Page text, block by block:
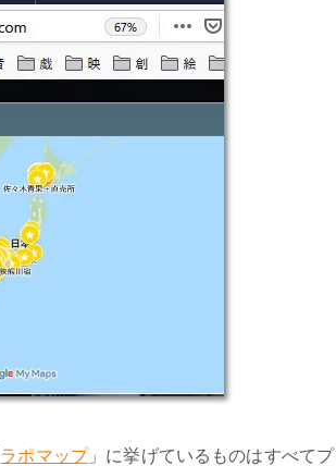
ラポマップ」に挙げているものはすべてプ